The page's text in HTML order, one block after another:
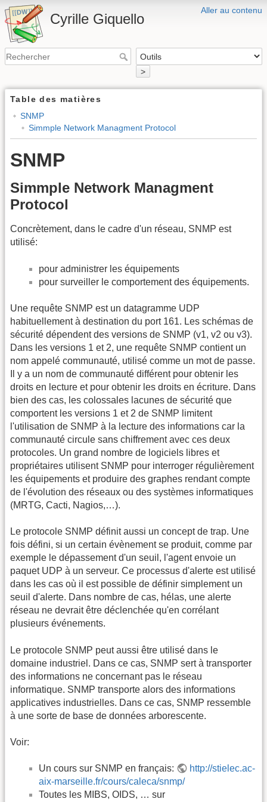
Aller au contenu
Cyrille Giquello
>
Table des matières
SNMP
Simmple Network Managment Protocol
SNMP
Simmple Network Managment
Protocol
Concrètement, dans le cadre d'un réseau, SNMP est
utilisé:
pour administrer les équipements
pour surveiller le comportement des équipements.
Une requête SNMP est un datagramme UDP
habituellement à destination du port 161. Les schémas de
sécurité dépendent des versions de SNMP (v1, v2 ou v3).
Dans les versions 1 et 2, une requête SNMP contient un
nom appelé communauté, utilisé comme un mot de passe.
Il y a un nom de communauté différent pour obtenir les
droits en lecture et pour obtenir les droits en écriture. Dans
bien des cas, les colossales lacunes de sécurité que
comportent les versions 1 et 2 de SNMP limitent
l'utilisation de SNMP à la lecture des informations car la
communauté circule sans chiffrement avec ces deux
protocoles. Un grand nombre de logiciels libres et
propriétaires utilisent SNMP pour interroger régulièrement
les équipements et produire des graphes rendant compte
de l'évolution des réseaux ou des systèmes informatiques
(MRTG, Cacti, Nagios,…).
Le protocole SNMP définit aussi un concept de trap. Une
fois défini, si un certain évènement se produit, comme par
exemple le dépassement d'un seuil, l'agent envoie un
paquet UDP à un serveur. Ce processus d'alerte est utilisé
dans les cas où il est possible de définir simplement un
seuil d'alerte. Dans nombre de cas, hélas, une alerte
réseau ne devrait être déclenchée qu'en corrélant
plusieurs événements.
Le protocole SNMP peut aussi être utilisé dans le
domaine industriel. Dans ce cas, SNMP sert à transporter
des informations ne concernant pas le réseau
informatique. SNMP transporte alors des informations
applicatives industrielles. Dans ce cas, SNMP ressemble
à une sorte de base de données arborescente.
Voir:
Un cours sur SNMP en français:
http://stielec.ac-
aix-marseille.fr/cours/caleca/snmp/
Toutes les MIBS, OIDS, … sur